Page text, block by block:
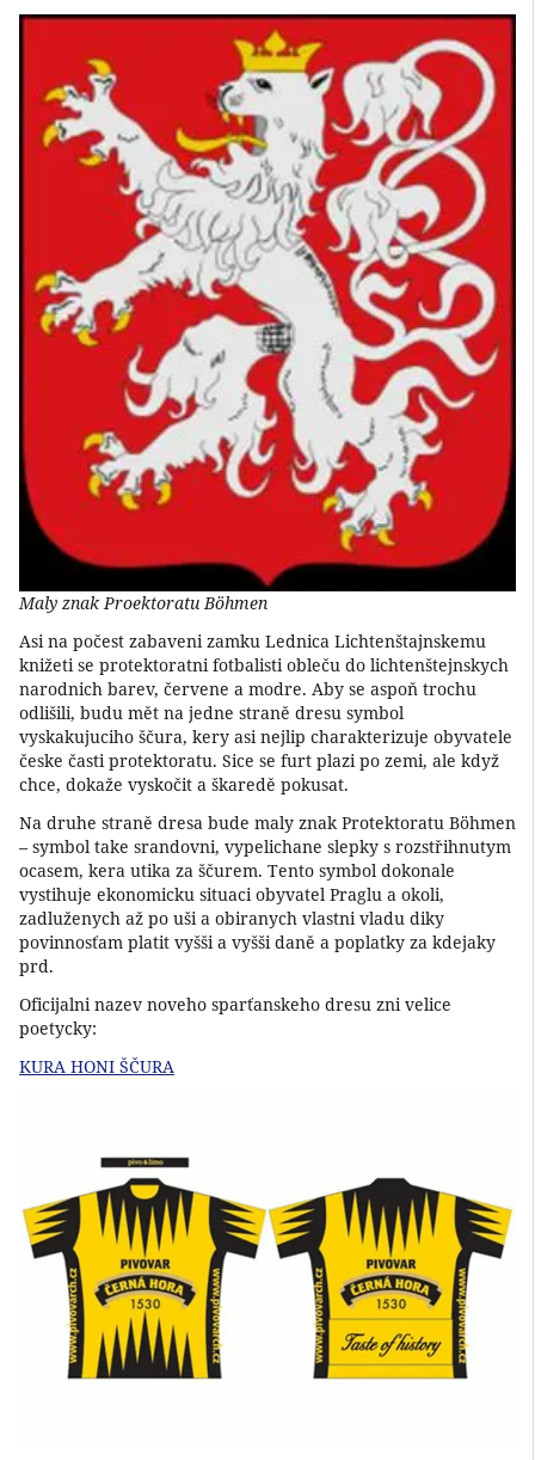
Maly znak Proektoratu Böhmen
Asi na počest zabaveni zamku Lednica Lichtenštajnskemu
knižeti se protektoratni fotbalisti obleču do lichtenštejnskych
narodnich barev, červene a modre. Aby se aspoň trochu
odlišili, budu mět na jedne straně dresu symbol
vyskakujuciho ščura, kery asi nejlip charakterizuje obyvatele
česke časti protektoratu. Sice se furt plazi po zemi, ale když
chce, dokaže vyskočit a škaredě pokusat.
Na druhe straně dresa bude maly znak Protektoratu Böhmen
– symbol take srandovni, vypelichane slepky s rozstřihnutym
ocasem, kera utika za ščurem. Tento symbol dokonale
vystihuje ekonomicku situaci obyvatel Praglu a okoli,
zadluženych až po uši a obiranych vlastni vladu diky
povinnosťam platit vyšši a vyšši daně a poplatky za kdejaky
prd.
Oficijalni nazev noveho sparťanskeho dresu zni velice
poetycky:
KURA HONI ŠČURA